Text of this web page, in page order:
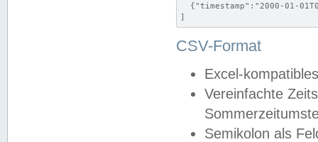
{"timestamp":"2000-01-
]
CSV-Format
Excel-
Vereinfachte
Semikolon als